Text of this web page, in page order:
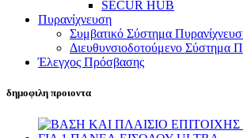
SECUR HUB
Πυρανίχνευση
Συμβατικό Σύστημα
Διευθυνσιοδοτούμενο Σύστημα
Έλεγχος Πρόσβασης
δημοφιλη προιοντα